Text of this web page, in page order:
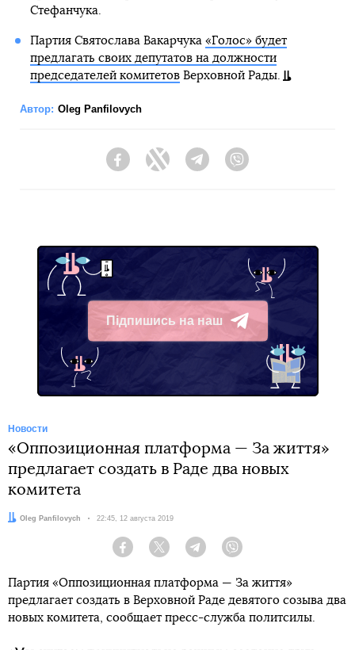
Стефанчука.
Партия Святослава Вакарчука «Голос» будет
предлагать своих депутатов на должности
председателей комитетовВерховной Рады.
Автор: Oleg Panfilovych
FacebookTwitter Telegram
Підпишись на наш
Telegram
Новости
«Оппозиционная платформа — За життя»
предлагает создать в Раде два новых
комитета
Автор:
Oleg Panfilovych Дата:
22:45, 12 августа 2019
Facebook Twitter Telegram
Партия «Оппозиционная платформа — За життя»
предлагает создать в Верховной Раде девятого созыва два
новых комитета, сообщает пресс-служба политсилы.